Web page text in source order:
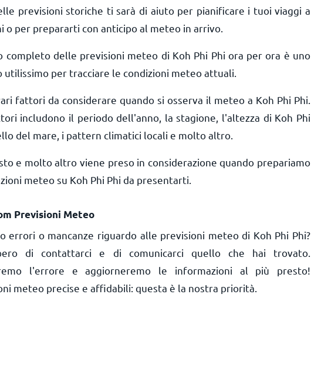
previsioni storiche ti sarà di aiuto per pianificare i tuoi viaggi a
o per prepararti con anticipo al meteo in arrivo.
completo delle previsioni meteo di Koh Phi Phi ora per ora è uno
per tracciare le condizioni meteo attuali.
fattori da considerare quando si osserva il meteo a Koh Phi Phi.
includono il periodo dell'anno, la stagione, l'altezza di Koh Phi
del mare, i pattern climatici locali e molto altro.
e molto altro viene preso in considerazione quando prepariamo
meteo su Koh Phi Phi da presentarti.
Previsioni Meteo
errori o mancanze riguardo alle previsioni meteo di Koh Phi Phi?
di contattarci e di comunicarci quello che hai trovato.
l'errore e aggiorneremo le informazioni al più presto!
meteo precise e affidabili: questa è la nostra priorità.